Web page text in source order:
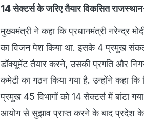
14 सेक्टर्स के जरिए तैयार विकसित
मुख्यमंत्री ने कहा कि प्रधानमंत्री नरेन्द्र
का विजन पेश किया था. इसके 4 प्रमुख
डॉक्यूमेंट तैयार करने, उसकी प्रगति और
कमेटी का गठन किया गया है. उन्होंने कहा
प्रमुख 45 विभागों को 14 सेक्टर्स में बांटा
आयोग से सुझाव प्राप्त करने के बाद प्रदेश के